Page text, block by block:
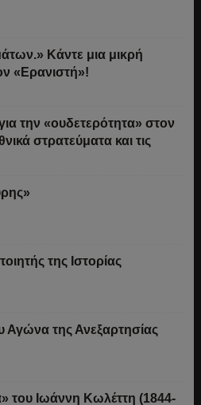
Κάντε μια μικρή
«Ερανιστή»!
την «ουδετερότητα» στον
στρατεύματα και τις
της Ιστορίας
Αγώνα της Ανεξαρτησίας
του Ιωάννη Κωλέττη (1844-